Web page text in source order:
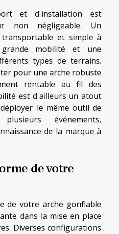
et d'installation est
non négligeable. Un
et simple à
mobilité et une
types de terrains.
pour une arche robuste
rentable au fil des
est d'ailleurs un atout
le même outil de
événements,
de la marque à
de votre
de votre arche gonflable
dans la mise en place
Diverses configurations